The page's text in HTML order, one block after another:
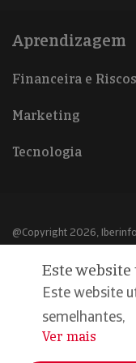
Aprendizagem
Financeira e Riscos
Marketing
Tecnologia
@Copyright 2026,
Aviso legal
Política de cookies
Declaração de privacidade
Este
Este website
semelhantes,
...
Ver mais